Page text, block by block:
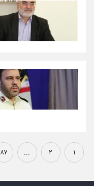
۱ ۲ ... ۸۷